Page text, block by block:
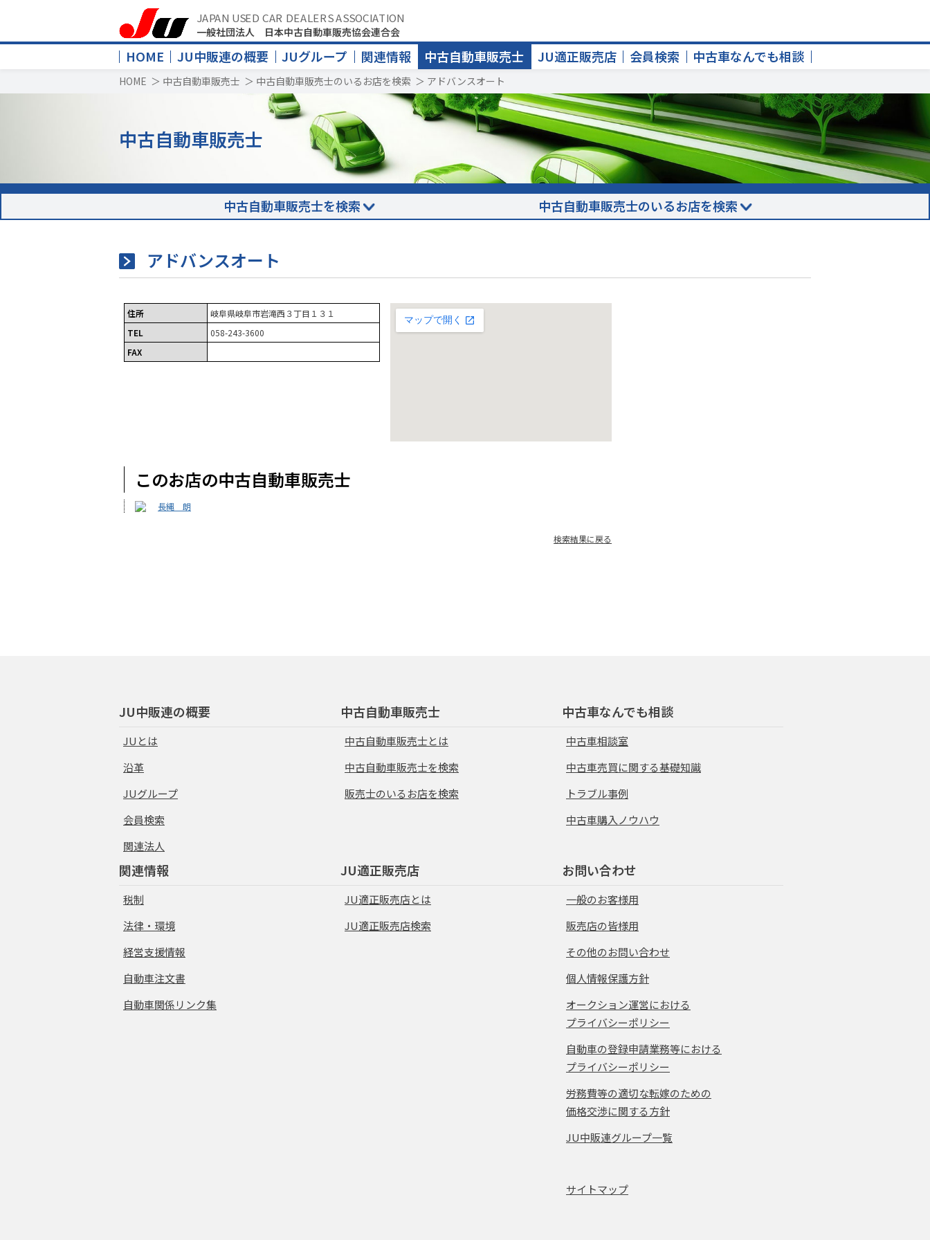
JAPAN USED CAR DEALERS ASSOCIATION
一般社団法人 日本中古自動車販売協会連合会
HOME JU中販連の概要 JUグループ 関連情報 中古自動車販売士 JU適正販売店 会員検索 中古車なんでも相談
HOME ＞ 中古自動車販売士 ＞ 中古自動車販売士のいるお店を検索 ＞ アドバンスオート
中古自動車販売士
中古自動車販売士を検索 中古自動車販売士のいるお店を検索
アドバンスオート
住所
岐阜県岐阜市岩滝西３丁目１３１
TEL
058-243-3600
FAX
このお店の中古自動車販売士
長縄 朗
検索結果に戻る
JU中販連の概要
JUとは
沿革
JUグループ
会員検索
関連法人
中古自動車販売士
中古自動車販売士とは
中古自動車販売士を検索
販売士のいるお店を検索
中古車なんでも相談
中古車相談室
中古車売買に関する基礎知識
トラブル事例
中古車購入ノウハウ
関連情報
税制
法律・環境
経営支援情報
自動車注文書
自動車関係リンク集
JU適正販売店
JU適正販売店とは
JU適正販売店検索
お問い合わせ
一般のお客様用
販売店の皆様用
その他のお問い合わせ
個人情報保護方針
オークション運営における
プライバシーポリシー
自動車の登録申請業務等における
プライバシーポリシー
労務費等の適切な転嫁のための
価格交渉に関する方針
JU中販連グループ一覧
サイトマップ